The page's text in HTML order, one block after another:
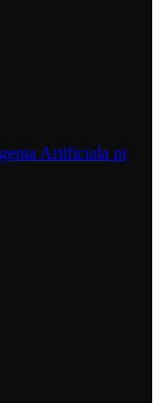
Artificiala pt